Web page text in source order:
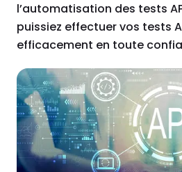
l’automatisation des tests
puissiez effectuer vos tests
efficacement en toute